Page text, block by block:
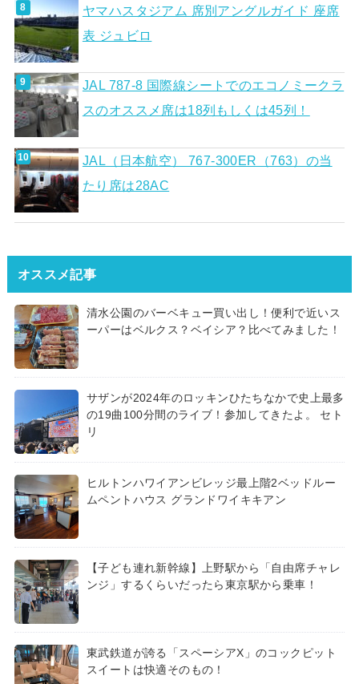
ヤマハスタジアム 席別アングルガイド 座席
表 ジュビロ
JAL 787-8 国際線シートでのエコノミークラ
スのオススメ席は18列もしくは45列！
JAL（日本航空） 767-300ER（763）の当
たり席は28AC
オススメ記事
清水公園のバーベキュー買い出し！便利で近いス
ーパーはベルクス？ベイシア？比べてみました！
サザンが2024年のロッキンひたちなかで史上最多
の19曲100分間のライブ！参加してきたよ。 セト
リ
ヒルトンハワイアンビレッジ最上階2ベッドルー
ムペントハウス グランドワイキキアン
【子ども連れ新幹線】上野駅から「自由席チャレ
ンジ」するくらいだったら東京駅から乗車！
東武鉄道が誇る「スペーシアX」のコックピット
スイートは快適そのもの！